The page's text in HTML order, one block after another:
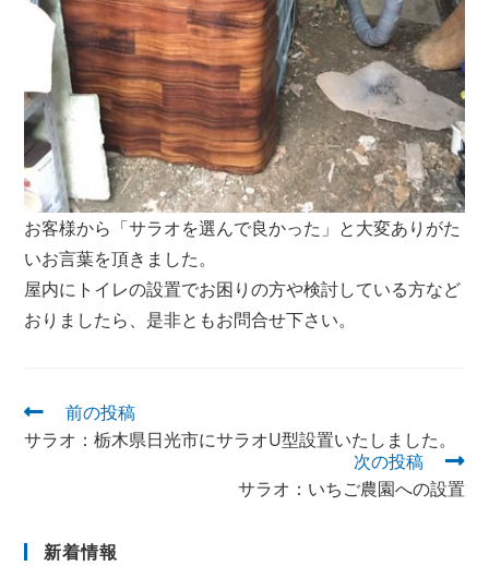
お客様から「サラオを選んで良かった」と大変ありがた
いお言葉を頂きました。
屋内にトイレの設置でお困りの方や検討している方など
おりましたら、是非ともお問合せ下さい。
前の投稿
サラオ：栃木県日光市にサラオU型設置いたしました。
次の投稿
サラオ：いちご農園への設置
新着情報